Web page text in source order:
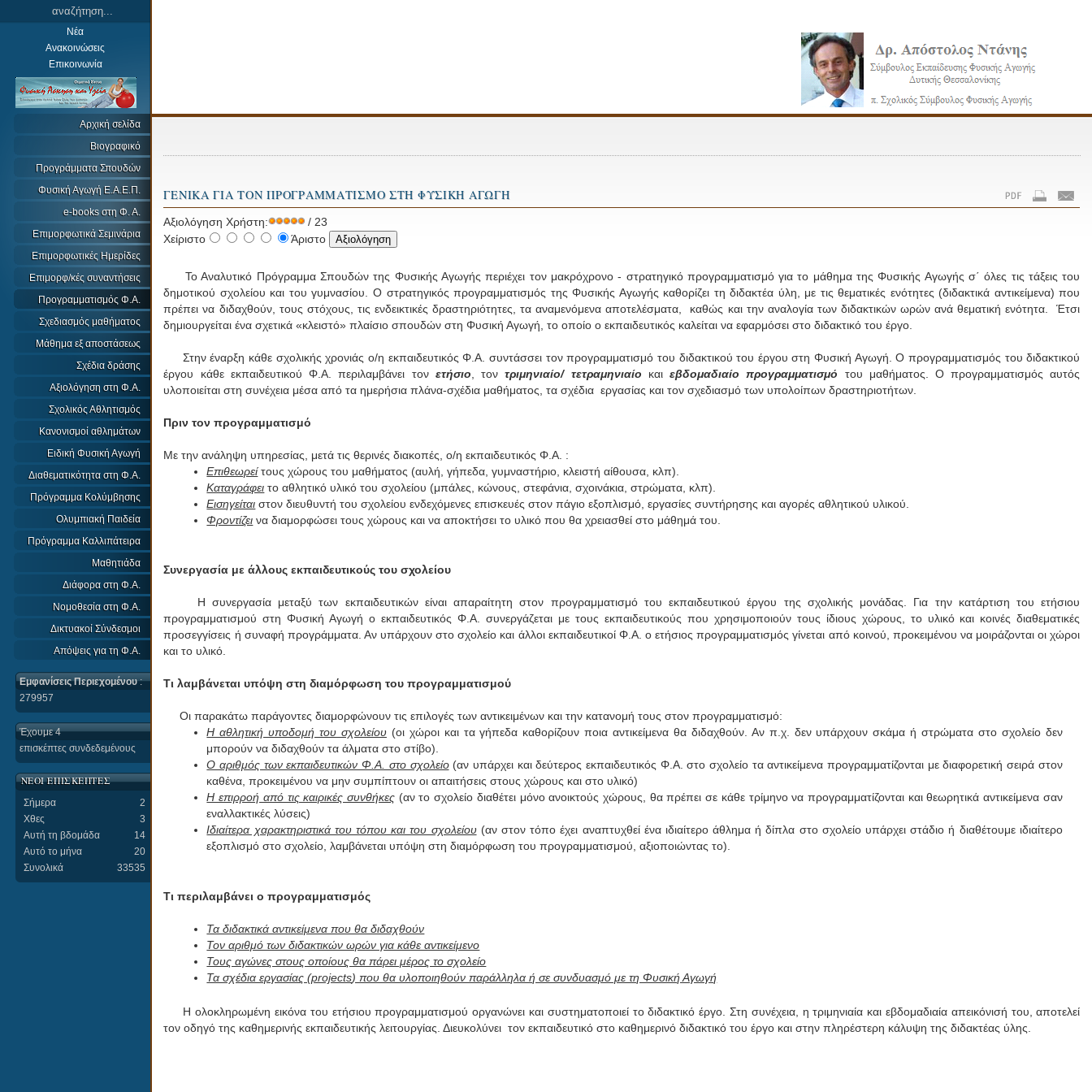
���������
������
ΓΕΝΙΚΑ ΓΙΑ ΤΟΝ ΠΡΟΓΡΑΜΜΑΤΙΣΜΟ ΣΤΗ ΦΥΣΙΚΗ ΑΓΩΓΗ
Αξιολόγηση Χρήστη:
/ 23
Χείριστο
Άριστο
Το Αναλυτικό Πρόγραμμα Σπουδών της Φυσικής Αγωγής περιέχει τον μακρόχρονο - στρατηγικό προγραμματισμό για το μάθημα της Φυσικής Αγωγής σ΄ όλες τις τάξεις του
δημοτικού σχολείου και του γυμνασίου. Ο στρατηγικός προγραμματισμός της Φυσικής Αγωγής καθορίζει τη διδακτέα ύλη, με τις θεματικές ενότητες (διδακτικά αντικείμενα) που
πρέπει να διδαχθούν, τους στόχους, τις ενδεικτικές δραστηριότητες, τα αναμενόμενα αποτελέσματα, καθώς και την αναλογία των διδακτικών ωρών ανά θεματική ενότητα. Έτσι
δημιουργείται ένα σχετικά «κλειστό» πλαίσιο σπουδών στη Φυσική Αγωγή, το οποίο ο εκπαιδευτικός καλείται να εφαρμόσει στο διδακτικό του έργο.
Στην έναρξη κάθε σχολικής χρονιάς ο/η εκπαιδευτικός Φ.Α. συντάσσει τον προγραμματισμό του διδακτικού του έργου στη Φυσική Αγωγή. Ο προγραμματισμός του διδακτικού
έργου κάθε εκπαιδευτικού Φ.Α. περιλαμβάνει τον ετήσιο , τοντριμηνιαίο/ τετραμηνιαίο καιεβδομαδιαίο προγραμματισμό του μαθήματος. Ο προγραμματισμός αυτός
υλοποιείται στη συνέχεια μέσα από τα ημερήσια πλάνα-σχέδια μαθήματος, τα σχέδια εργασίας και τον σχεδιασμό των υπολοίπων δραστηριοτήτων.
Πριν τον προγραμματισμό
Με την ανάληψη υπηρεσίας, μετά τις θερινές διακοπές, ο/η εκπαιδευτικός Φ.Α. :
Επιθεωρεί τους χώρους του μαθήματος (αυλή, γήπεδα, γυμναστήριο, κλειστή αίθουσα, κλπ).
Καταγράφει το αθλητικό υλικό του σχολείου (μπάλες, κώνους, στεφάνια, σχοινάκια, στρώματα, κλπ).
Εισηγείται στον διευθυντή του σχολείου ενδεχόμενες επισκευές στον πάγιο εξοπλισμό, εργασίες συντήρησης και αγορές αθλητικού υλικού.
Φροντίζει να διαμορφώσει τους χώρους και να αποκτήσει το υλικό που θα χρειασθεί στο μάθημά του.
Συνεργασία με άλλους εκπαιδευτικούς του σχολείου
Η συνεργασία μεταξύ των εκπαιδευτικών είναι απαραίτητη στον προγραμματισμό του εκπαιδευτικού έργου της σχολικής μονάδας. Για την κατάρτιση του ετήσιου
προγραμματισμού στη Φυσική Αγωγή ο εκπαιδευτικός Φ.Α. συνεργάζεται με τους εκπαιδευτικούς που χρησιμοποιούν τους ίδιους χώρους, το υλικό και κοινές διαθεματικές
προσεγγίσεις ή συναφή προγράμματα. Αν υπάρχουν στο σχολείο και άλλοι εκπαιδευτικοί Φ.Α. ο ετήσιος προγραμματισμός γίνεται από κοινού, προκειμένου να μοιράζονται οι χώροι
και το υλικό.
Τι λαμβάνεται υπόψη στη διαμόρφωση του προγραμματισμού
Οι παρακάτω παράγοντες διαμορφώνουν τις επιλογές των αντικειμένων και την κατανομή τους στον προγραμματισμό:
Η αθλητική υποδομή του σχολείου(οι χώροι και τα γήπεδα καθορίζουν ποια αντικείμενα θα διδαχθούν. Αν π.χ. δεν υπάρχουν σκάμα ή στρώματα στο σχολείο δεν
μπορούν να διδαχθούν τα άλματα στο στίβο).
Ο αριθμός των εκπαιδευτικών Φ.Α. στο σχολείο(αν υπάρχει και δεύτερος εκπαιδευτικός Φ.Α. στο σχολείο τα αντικείμενα προγραμματίζονται με διαφορετική σειρά στον
καθένα, προκειμένου να μην συμπίπτουν οι απαιτήσεις στους χώρους και στο υλικό)
Η επιρροή από τις καιρικές συνθήκες(αν το σχολείο διαθέτει μόνο ανοικτούς χώρους, θα πρέπει σε κάθε τρίμηνο να προγραμματίζονται και θεωρητικά αντικείμενα σαν
εναλλακτικές λύσεις)
Ιδιαίτερα χαρακτηριστικά του τόπου και του σχολείου(αν στον τόπο έχει αναπτυχθεί ένα ιδιαίτερο άθλημα ή δίπλα στο σχολείο υπάρχει στάδιο ή διαθέτουμε ιδιαίτερο
εξοπλισμό στο σχολείο, λαμβάνεται υπόψη στη διαμόρφωση του προγραμματισμού, αξιοποιώντας το).
Τι περιλαμβάνει ο προγραμματισμός
Τα διδακτικά αντικείμενα που θα διδαχθούν
Τον αριθμό των διδακτικών ωρών για κάθε αντικείμενο
Τους αγώνες στους οποίους θα πάρει μέρος το σχολείο
Τα σχέδια εργασίας (projects) που θα υλοποιηθούν παράλληλα ή σε συνδυασμό με τη Φυσική Αγωγή
Η ολοκληρωμένη εικόνα του ετήσιου προγραμματισμού οργανώνει και συστηματοποιεί το διδακτικό έργο. Στη συνέχεια, η τριμηνιαία και εβδομαδιαία απεικόνισή του, αποτελεί
τον οδηγό της καθημερινής εκπαιδευτικής λειτουργίας. Διευκολύνει τον εκπαιδευτικό στο καθημερινό διδακτικό του έργο και στην πληρέστερη κάλυψη της διδακτέας ύλης.
Νέα
Ανακοινώσεις
Επικοινωνία
Αρχική σελίδα
Βιογραφικό
Προγράμματα Σπουδών
Φυσική Αγωγή Ε.Α.Ε.Π.
e-books στη Φ. Α.
Επιμορφωτικά Σεμινάρια
Επιμορφωτικές Ημερίδες
Επιμορφ/κές συναντήσεις
Προγραμματισμός Φ.Α.
Σχεδιασμός μαθήματος
Μάθημα εξ αποστάσεως
Σχέδια δράσης
Αξιολόγηση στη Φ.Α.
Σχολικός Αθλητισμός
Κανονισμοί αθλημάτων
Ειδική Φυσική Αγωγή
Διαθεματικότητα στη Φ.Α.
Πρόγραμμα Κολύμβησης
Ολυμπιακή Παιδεία
Πρόγραμμα Καλλιπάτειρα
Μαθητιάδα
Διάφορα στη Φ.Α.
Νομοθεσία στη Φ.Α.
Δικτυακοί Σύνδεσμοι
Απόψεις για τη Φ.Α.
Εμφανίσεις Περιεχομένου:
279957
Έχουμε 4
επισκέπτες συνδεδεμένους
ΝΕΟΙ ΕΠΙΣΚΕΠΤΕΣ
Σήμερα
2
Χθες
3
Αυτή τη βδομάδα
14
Αυτό το μήνα
20
Συνολικά
33535